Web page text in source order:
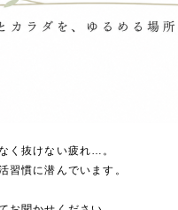
く抜けない疲れ…。
習慣に潜んでいます。